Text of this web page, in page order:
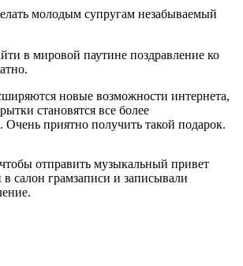
молодым супругам незабываемый
в мировой паутине поздравление ко
новые возможности интернета,
становятся все более
приятно получить такой подарок.
отправить музыкальный привет
салон грамзаписи и записывали